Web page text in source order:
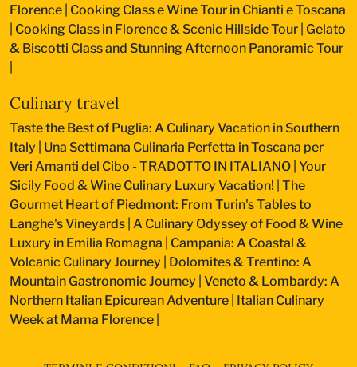
Florence Cooking Class e Wine Tour in Chianti e Toscana
Cooking Class in Florence & Scenic Hillside Tour Gelato
& Biscotti Class and Stunning Afternoon Panoramic Tour
Culinary travel
Taste the Best of Puglia: A Culinary Vacation in Southern
Italy
Una Settimana Culinaria Perfetta in Toscana per
Veri Amanti del Cibo - TRADOTTO IN ITALIANO Your
Sicily Food & Wine Culinary Luxury Vacation! The
Gourmet Heart of Piedmont: From Turin's Tables to
Langhe's Vineyards A Culinary Odyssey of Food & Wine
Luxury in Emilia Romagna
Campania: A Coastal &
Volcanic Culinary Journey
Dolomites & Trentino: A
Mountain Gastronomic Journey Veneto & Lombardy: A
Northern Italian Epicurean Adventure
Italian Culinary
Week at Mama Florence